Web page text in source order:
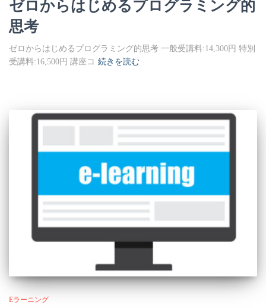
ゼロからはじめるプログラミング的
思考
ゼロからはじめるプログラミング的思考 一般受講料:14,300円 特別
受講料:16,500円 講座コ 続きを読む
Eラーニング